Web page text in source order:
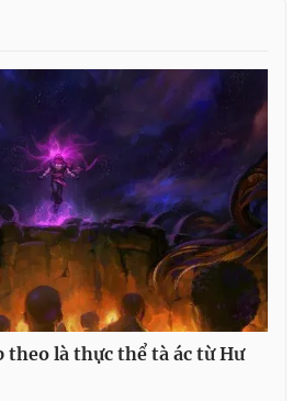
theo là thực thể tà ác từ Hư